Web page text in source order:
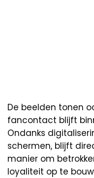
De beelden tonen
fancontact blijft
Ondanks
schermen, blijft
manier om
loyaliteit op te